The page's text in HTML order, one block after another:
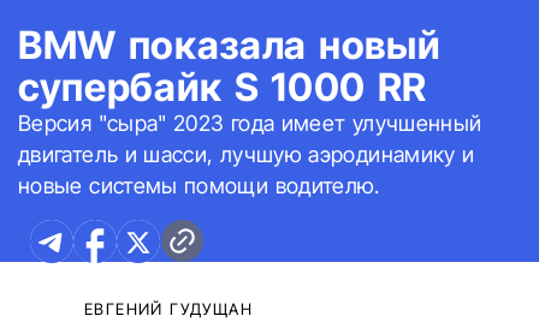
BMW показала новый
супербайк S 1000 RR
Версия "сыра" 2023 года имеет улучшенный
двигатель и шасси, лучшую аэродинамику и
новые системы помощи водителю.
ЕВГЕНИЙ ГУДУЩАН